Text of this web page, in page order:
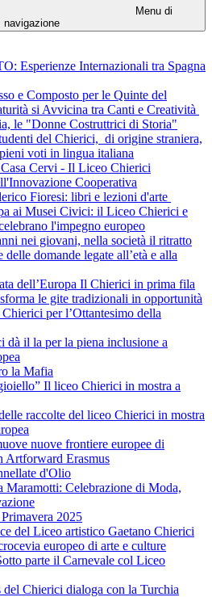
Menu di
navigazione
Esperienze Internazionali tra Spagna
e Composto per le Quinte del
si Avvicina tra Canti e Creatività
le "Donne Costruttrici di Storia"
del Chierici, di origine straniera,
voti in lingua italiana
Cervi - Il Liceo Chierici
Cooperativa
Fioresi: libri e lezioni d'arte
ai Musei Civici: il Liceo Chierici e
l'impegno europeo
nei giovani, nella società il ritratto
delle domande legate all’età e alla
dell’Europa Il Chierici in prima fila
le gite tradizionali in opportunità
per l’Ottantesimo della
dà il la per la piena inclusione a
la Mafia
Il liceo Chierici in mostra a
raccolte del liceo Chierici in mostra
nuove frontiere europee di
Artforward Erasmus
d'Olio
Maramotti: Celebrazione di Moda,
2025
del Liceo artistico Gaetano Chierici
europeo di arte e culture
parte il Carnevale col Liceo
del Chierici dialoga con la Turchia